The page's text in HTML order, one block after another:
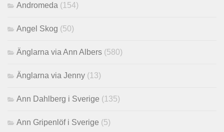
Andromeda (154)
Angel Skog (50)
Änglarna via Ann Albers (580)
Änglarna via Jenny (13)
Ann Dahlberg i Sverige (135)
Ann Gripenlöf i Sverige (5)